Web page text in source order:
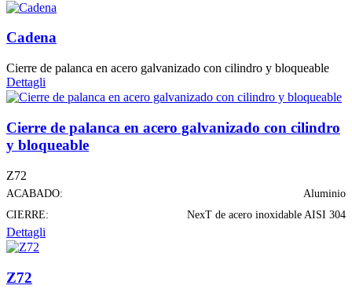
Cadena
Cierre de palanca en acero galvanizado con cilindro y bloqueable
Dettagli
Cierre de palanca en acero galvanizado con cilindro
y bloqueable
Z72
ACABADO:
Aluminio
CIERRE:
NexT de acero inoxidable AISI 304
Dettagli
Z72